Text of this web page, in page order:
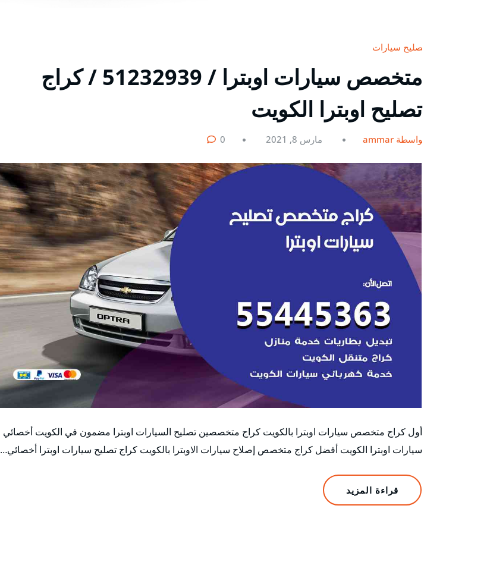
تصليح سيارات
متخصص سيارات اوبترا / 51232939‬ / كراج
تصليح اوبترا الكويت
بواسطة ammar مارس 8, 2021 0
أول كراج متخصص سيارات اوبترا بالكويت كراج متخصصين تصليح السيارات اوبترا مضمون في الكويت أخصائي
سيارات اوبترا الكويت أفضل كراج متخصص إصلاح سيارات الاوبترا بالكويت كراج تصليح سيارات اوبترا أخصائي…
قراءة المزيد